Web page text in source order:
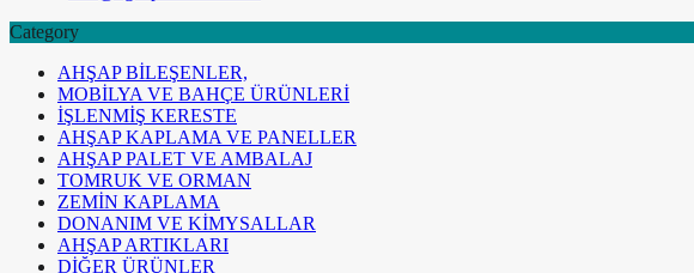
Category
AHŞAP BİLEŞENLER,
MOBİLYA VE BAHÇE ÜRÜNLERİ
İŞLENMİŞ KERESTE
AHŞAP KAPLAMA VE PANELLER
AHŞAP PALET VE AMBALAJ
TOMRUK VE ORMAN
ZEMİN KAPLAMA
DONANIM VE KİMYSALLAR
AHŞAP ARTIKLARI
DİĞER ÜRÜNLER